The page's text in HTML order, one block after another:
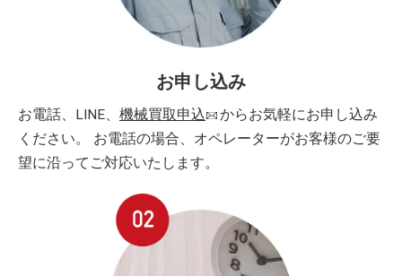
お申し込み
お電話、LINE、 機械買取申込
からお気軽にお申し込み
ください。 お電話の場合、オペレーターがお客様のご要
望に沿ってご対応いたします。